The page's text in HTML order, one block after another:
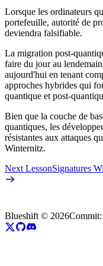
Lorsque les ordinateurs
portefeuille, autorité de
deviendra falsifiable.
La migration post-
faire du jour au
aujourd'hui en tenant
approches hybrides qui
quantique et post-
Bien que la couche de
quantiques, les
résistantes aux attaques
Winternitz.
Next LessonSignatures
Blueshift © 2026Commit: